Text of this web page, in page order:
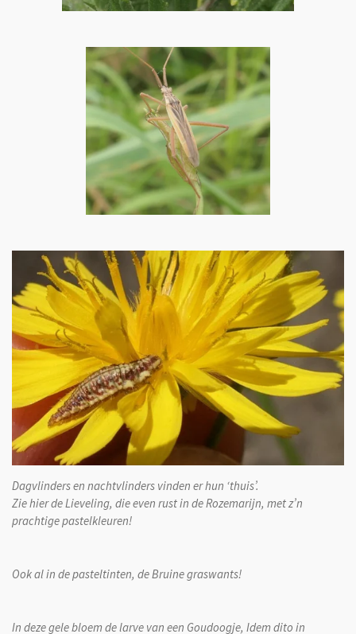
Dagvlinders en nachtvlinders vinden er hun ‘thuis’.
Zie hier de Lieveling, die even rust in de Rozemarijn, met z’n
prachtige pastelkleuren!
Ook al in de pasteltinten, de Bruine graswants!
In deze gele bloem de larve van een Goudoogje, Idem dito in